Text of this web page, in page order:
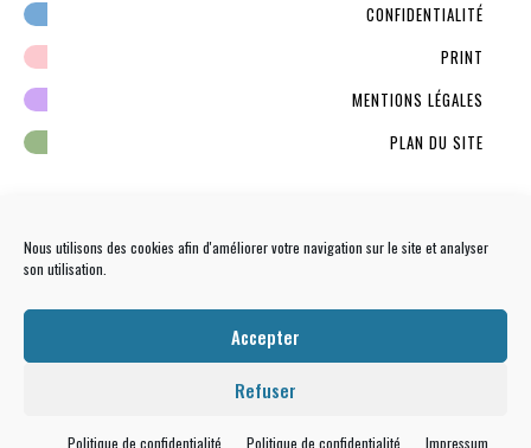
Nous utilisons des cookies afin d'améliorer votre navigation sur le site et analyser
son utilisation.
Accepter
Refuser
Politique de confidentialité Politique de confidentialité Impressum
CONFIDENTIALITÉ
PRINT
MENTIONS LÉGALES
PLAN DU SITE
NEWSLETTER
Tous droits réservés Que Tal Paris ? © -Culture latine : musique, expo, film latino, livre